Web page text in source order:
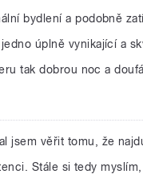
bydlení a podobně
úplně vynikající a
tak dobrou noc a
jsem věřit tomu, že
Stále si tedy